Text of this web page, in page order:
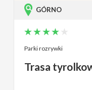
GÓRNO
Parki rozrywki
Trasa